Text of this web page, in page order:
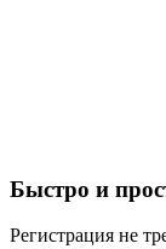
Быстро и
Регистрация не